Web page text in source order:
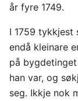
år fyre 1749.
I 1759 tykkjest
endå kleinare
på
han var, og
seg. Ikkje nok